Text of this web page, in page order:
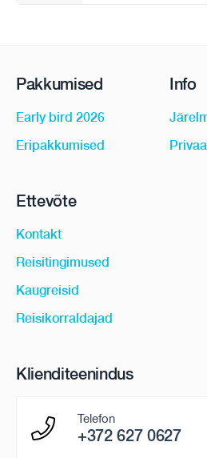
Pakkumised
Early bird 2026
Eripakkumised
Info
Ettevõte
Kontakt
Reisitingimused
Kaugreisid
Reisikorraldajad
Klienditeenindus
Telefon
+372 627 0627